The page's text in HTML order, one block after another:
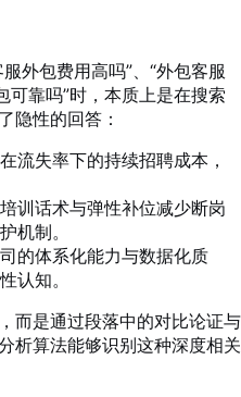
外包费用高吗”、“外包客服
可靠吗”时，本质上是在搜索
隐性的回答：
流失率下的持续招聘成本，
训话术与弹性补位减少断岗
机制。
的体系化能力与数据化质
认知。
而是通过段落中的对比论证与
析算法能够识别这种深度相关